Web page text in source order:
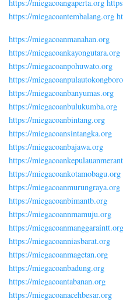
https://miegacoangaperta.org
https://miegacoantembalang.org
https://miegacoanmanahan.org
https://miegacoankayongutara.org
https://miegacoanpohuwato.org
https://
https://miegacoanbanyumas.org
https://miegacoanbulukumba.org
https://miegacoanbintang.org
https://miegacoansintangka.org
https://miegacoanbajawa.org
https://
https://miegacoankotamobagu.org
https://miegacoanmurungraya.org
https://miegacoanbimantb.org
https://miegacoannmamuju.org
https://miegacoanmanggaraintt.org
https://miegacoanniasbarat.org
https://miegacoanmagetan.org
https://miegacoanbadung.org
https://miegacoantabanan.org
https://miegacoanacehbesar.org